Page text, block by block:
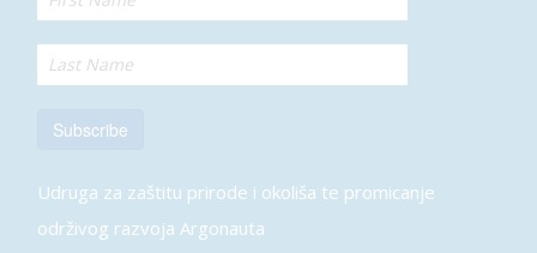
Subscribe
Udruga za zaštitu prirode i okoliša te promicanje
održivog razvoja Argonauta